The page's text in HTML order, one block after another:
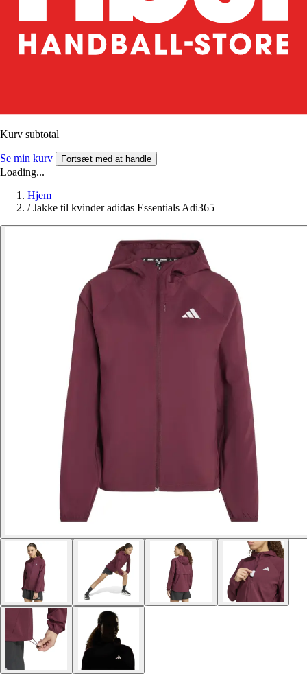
Kurv subtotal
Se min kurv Fortsæt med at handle
Loading...
Hjem
/ Jakke til kvinder adidas Essentials Adi365